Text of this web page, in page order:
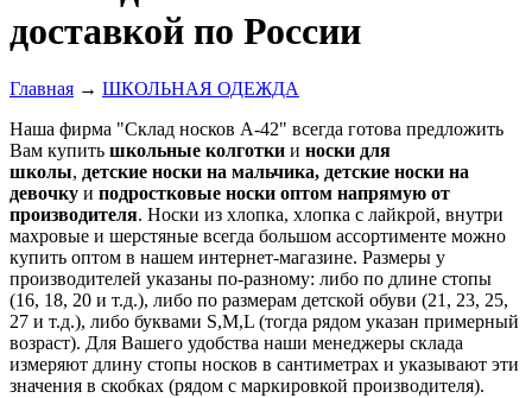
доставкой по России
Главная → ШКОЛЬНАЯ ОДЕЖДА
Наша фирма "Склад носков А-42" всегда готова предложить
Вам купить школьные колготки и носки для
школы, детские носки на мальчика, детские носки на
девочку и подростковые носки оптом напрямую от
производителя. Носки из хлопка, хлопка с лайкрой, внутри
махровые и шерстяные всегда большом ассортименте можно
купить оптом в нашем интернет-магазине. Размеры у
производителей указаны по-разному: либо по длине стопы
(16, 18, 20 и т.д.), либо по размерам детской обуви (21, 23, 25,
27 и т.д.), либо буквами S,M,L (тогда рядом указан примерный
возраст). Для Вашего удобства наши менеджеры склада
измеряют длину стопы носков в сантиметрах и указывают эти
значения в скобках (рядом с маркировкой производителя).